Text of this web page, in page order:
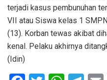
terjadi kasus pembunuhan
VII atau Siswa kelas 1
(13). Korban tewas akibat
kenal. Pelaku akhirnya
(Idin)